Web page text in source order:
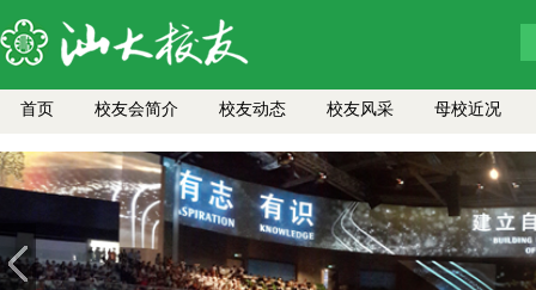
首页 校友会简介 校友动态 校友风采 母校近况